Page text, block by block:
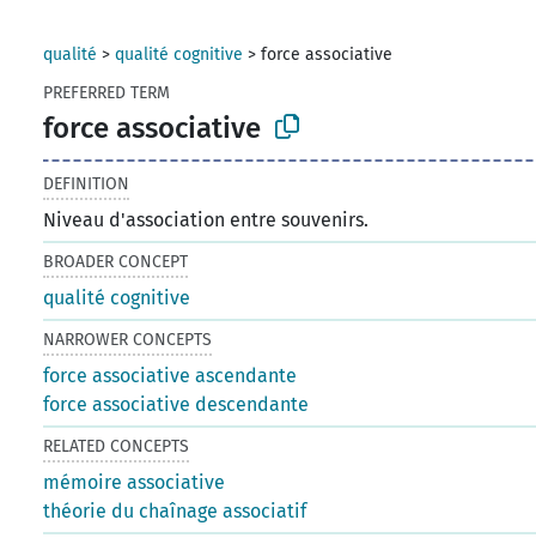
qualité >qualité cognitive >force associative
PREFERRED TERM
force associative
DEFINITION
Niveau d'association entre souvenirs.
BROADER CONCEPT
qualité cognitive
NARROWER CONCEPTS
force associative ascendante
force associative descendante
RELATED CONCEPTS
mémoire associative
théorie du chaînage associatif